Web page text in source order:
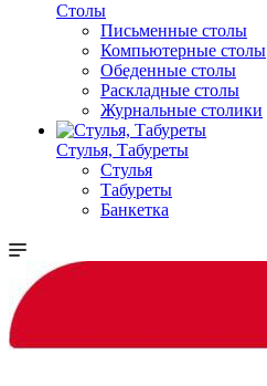
Столы
Письменные столы
Компьютерные столы
Обеденные столы
Раскладные столы
Журнальные столики
Стулья, Табуреты
Стулья
Табуреты
Банкетка